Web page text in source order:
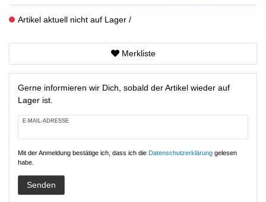
Artikel aktuell nicht auf Lager
Merkliste
Gerne informieren wir Dich, sobald der Artikel wieder auf
Lager ist.
E-MAIL-ADRESSE
Mit der Anmeldung bestätige ich, dass ich die Daten­schutz­erklärung gelesen
habe.
Senden